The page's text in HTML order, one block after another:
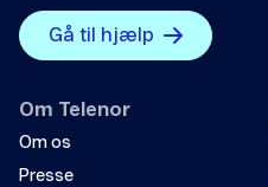
Gå til hjælp
Om Telenor
Om os
Presse